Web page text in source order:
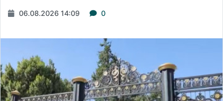
06.08.2026 14:09 0